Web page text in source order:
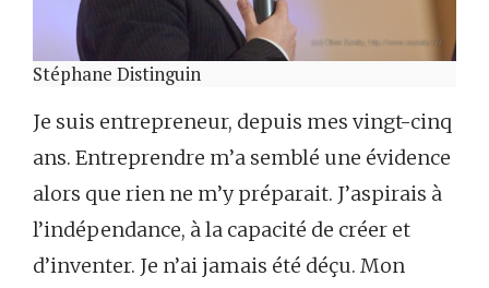
Stéphane Distinguin
Je suis entrepreneur, depuis mes vingt-cinq
ans. Entreprendre m’a semblé une évidence
alors que rien ne m’y préparait. J’aspirais à
l’indépendance, à la capacité de créer et
d’inventer. Je n’ai jamais été déçu. Mon